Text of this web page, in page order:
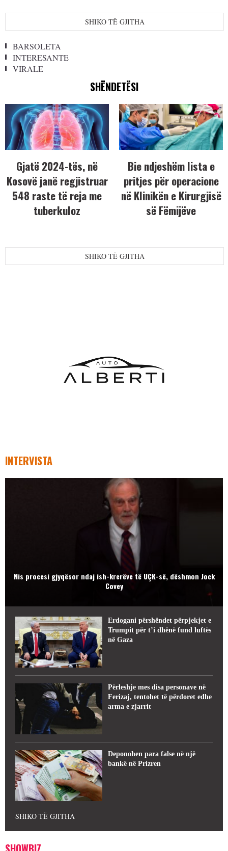
SHIKO TË GJITHA
BARSOLETA
INTERESANTE
VIRALE
SHËNDETËSI
Gjatë 2024-tës, në
Kosovë janë regjistruar
548 raste të reja me
tuberkuloz
Bie ndjeshëm lista e
pritjes për operacione
në Klinikën e Kirurgjisë
së Fëmijëve
SHIKO TË GJITHA
INTERVISTA
Nis procesi gjyqësor ndaj ish-krerëve të UÇK-së, dëshmon Jock
Covey
Erdogani përshëndet përpjekjet e
Trumpit për t’i dhënë fund luftës
në Gaza
Përleshje mes disa personave në
Ferizaj, tentohet të përdoret edhe
arma e zjarrit
Deponohen para false në një
bankë në Prizren
SHIKO TË GJITHA